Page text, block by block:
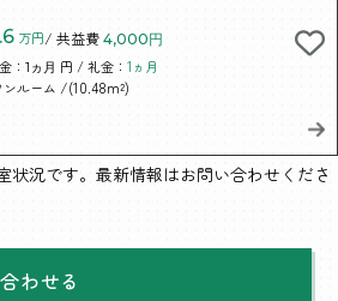
万円/ 共益費 4,000円
：1ヵ月 円 / 礼金：1ヵ月
ンルーム /(10.48m²)
況です。最新情報はお問い合わせくださ
わせる